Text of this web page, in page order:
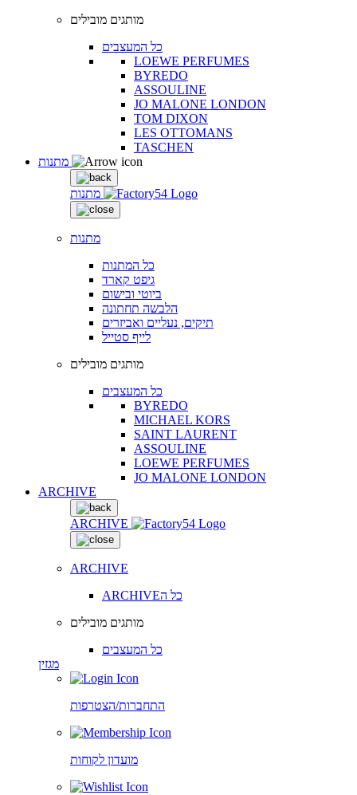
מותגים מובילים
כל המעצבים
LOEWE PERFUMES
BYREDO
ASSOULINE
JO MALONE LONDON
TOM DIXON
LES OTTOMANS
TASCHEN
מתנות
מתנות
כל המתנות
גיפט קארד
ביוטי ובישום
הלבשה תחתונה
תיקים, נעליים ואביזרים
לייף סטייל
מותגים מובילים
כל המעצבים
BYREDO
MICHAEL KORS
SAINT LAURENT
ASSOULINE
LOEWE PERFUMES
JO MALONE LONDON
ARCHIVE
ARCHIVE
ARCHIVE
ARCHIVEכל ה
מותגים מובילים
כל המעצבים
מגזין
התחברות/הצטרפות
מועדון לקוחות